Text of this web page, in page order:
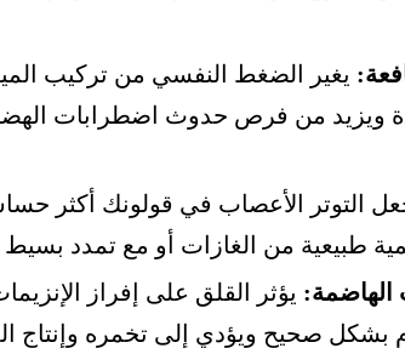
يغير الضغط النفسي من تركيب
ويزيد من فرص حدوث اضطرابات
التوتر الأعصاب في قولونك أكثر
طبيعية من الغازات أو مع تمدد بسيط
الهاضمة: يؤثر القلق على إفراز
صحيح ويؤدي إلى تخمره وإنتاج